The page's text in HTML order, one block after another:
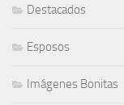
Destacados
Esposos
Imágenes Bonitas